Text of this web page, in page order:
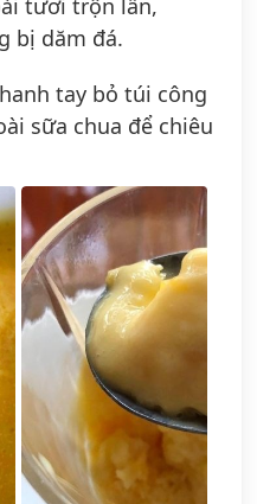
tươi trộn lẫn,
bị dăm đá.
tay bỏ túi công
sữa chua để chiêu